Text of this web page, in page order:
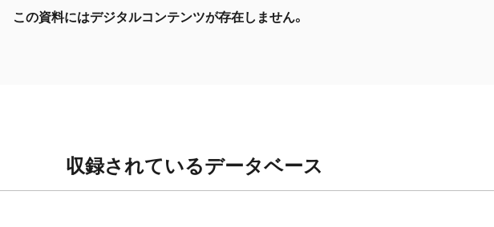
この資料にはデジタルコンテンツが存在しません。
収録されているデータベース